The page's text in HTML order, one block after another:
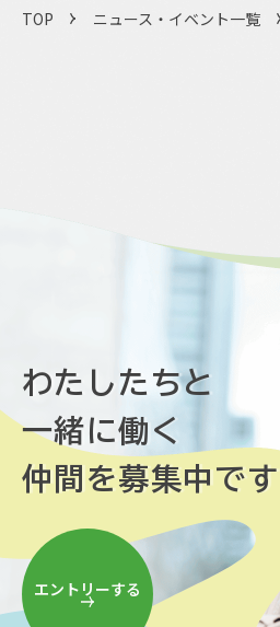
TOP ニュース・イベント一覧
わたしたちと
一緒に働く
仲間を募集中です
エントリーする